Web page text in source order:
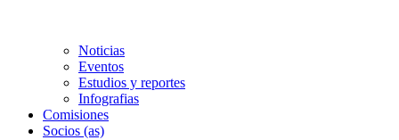
Noticias
Eventos
Estudios y reportes
Infografias
Comisiones
Socios (as)